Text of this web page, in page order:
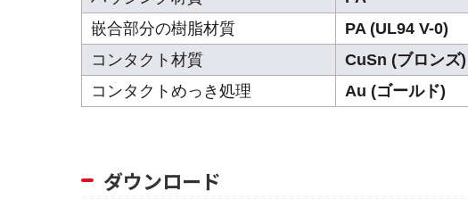
嵌合部分の樹脂材質
PA (UL94 V-0)
コンタクト材質
CuSn (ブロンズ)
コンタクトめっき処理
Au (ゴールド)
ダウンロード